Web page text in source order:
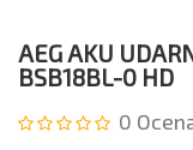
AEG AKU
BSB18BL-0 HD
0